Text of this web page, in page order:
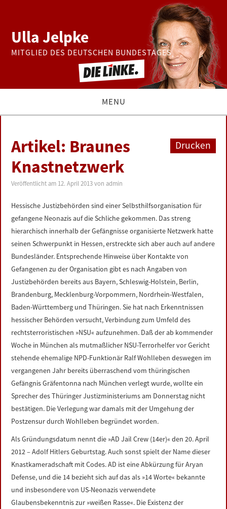
Ulla Jelpke
MITGLIED DES DEUTSCHEN BUNDESTAGES
MENU
BUNDESTAG
PRESSE
ZUR PERSON
LINKS
DATENSCHUTZERKLÄRUNG
IMPRESSUM
Drucken
Artikel: Braunes
Knastnetzwerk
Veröffentlicht am 12. April 2013 vonadmin
Hessische Justizbehörden sind einer Selbsthilfsorganisation für
gefangene Neonazis auf die Schliche gekommen. Das streng
hierarchisch innerhalb der Gefängnisse organisierte Netzwerk hatte
seinen Schwerpunkt in Hessen, erstreckte sich aber auch auf andere
Bundesländer. Entsprechende Hinweise über Kontakte von
Gefangenen zu der Organisation gibt es nach Angaben von
Justizbehörden bereits aus Bayern, Schleswig-Holstein, Berlin,
Brandenburg, Mecklenburg-Vorpommern, Nordrhein-Westfalen,
Baden-Württemberg und Thüringen. Sie hat nach Erkenntnissen
hessischer Behörden versucht, Verbindung zum Umfeld des
rechtsterroristischen »NSU« aufzunehmen. Daß der ab kommender
Woche in München als mutmaßlicher NSU-Terrorhelfer vor Gericht
stehende ehemalige NPD-Funktionär Ralf Wohlleben deswegen im
vergangenen Jahr bereits überraschend vom thüringischen
Gefängnis Gräfentonna nach München verlegt wurde, wollte ein
Sprecher des Thüringer Justizministeriums am Donnerstag nicht
bestätigen. Die Verlegung war damals mit der Umgehung der
Postzensur durch Wohlleben begründet worden.
Als Gründungsdatum nennt die »AD Jail Crew (14er)« den 20. April
2012 – Adolf Hitlers Geburtstag. Auch sonst spielt der Name dieser
Knastkameradschaft mit Codes. AD ist eine Abkürzung für Aryan
Defense, und die 14 bezieht sich auf das als »14 Worte« bekannte
und insbesondere von US-Neonazis verwendete
Glaubensbekenntnis zur »weißen Rasse«. Die Existenz der